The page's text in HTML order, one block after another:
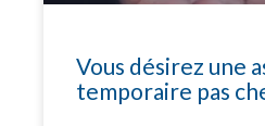
Vous désirez une
temporaire pas